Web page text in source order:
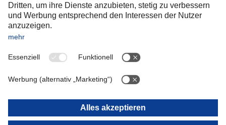
Spain
Sweden
Switzerland
OCEANIA